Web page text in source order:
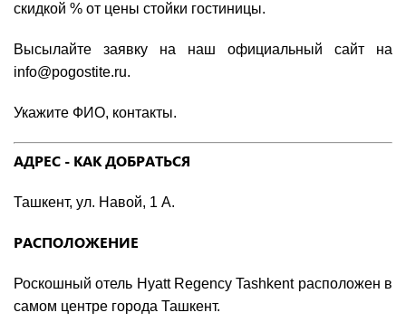
скидкой % от цены стойки гостиницы.
Высылайте заявку на наш официальный сайт на
info@pogostite.ru.
Укажите ФИО, контакты.
АДРЕС - КАК ДОБРАТЬСЯ
Ташкент, ул. Навой, 1 А.
РАСПОЛОЖЕНИЕ
Роскошный отель Hyatt Regency Tashkent расположен в
самом центре города Ташкент.